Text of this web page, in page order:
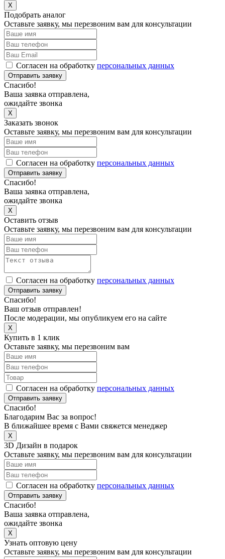
X
Подобрать аналог
Оставьте заявку, мы перезвоним вам для консультации
Согласен на обработку персональных данных
Отправить заявку
Спасибо!
Ваша заявка отправлена,
ожидайте звонка
X
Заказать звонок
Оставьте заявку, мы перезвоним вам для консультации
Согласен на обработку персональных данных
Отправить заявку
Спасибо!
Ваша заявка отправлена,
ожидайте звонка
X
Оставить отзыв
Оставьте заявку, мы перезвоним вам для консультации
Согласен на обработку персональных данных
Отправить заявку
Спасибо!
Ваш отзыв отправлен!
После модерации, мы опубликуем его на сайте
X
Купить в 1 клик
Оставьте заявку, мы перезвоним вам
Согласен на обработку персональных данных
Отправить заявку
Спасибо!
Благодарим Вас за вопрос!
В ближайшее время с Вами свяжется менеджер
X
3D Дизайн в подарок
Оставьте заявку, мы перезвоним вам для консультации
Согласен на обработку персональных данных
Отправить заявку
Спасибо!
Ваша заявка отправлена,
ожидайте звонка
X
Узнать оптовую цену
Оставьте заявку, мы перезвоним вам для консультации